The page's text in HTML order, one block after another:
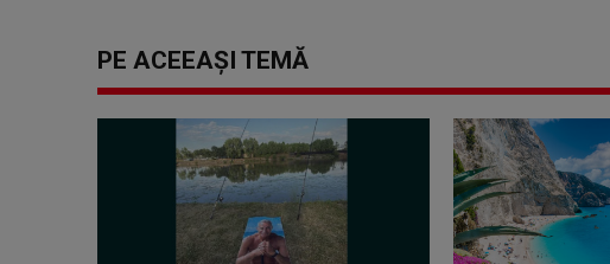
PE ACEEAȘI TEMĂ